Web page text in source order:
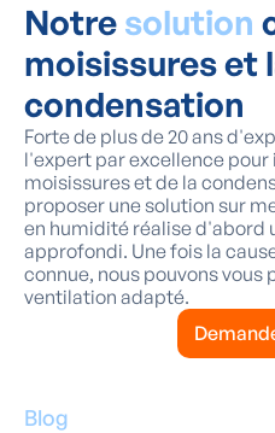
Notre solution
moisissures et
condensation
Forte de plus de 20 ans
l'expert par excellence
moisissures et de la
proposer une solution sur
en humidité réalise d'abord
approfondi. Une fois la
connue, nous pouvons vous
ventilation adapté.
Blog